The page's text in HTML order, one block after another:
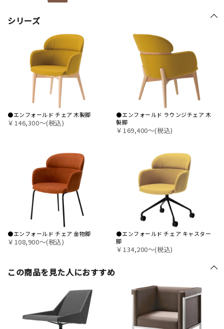
シリーズ
●エンフォールド チェア 木製脚
￥146,300〜(税込)
●エンフォールド ラウンジチェア 木
製脚
￥169,400〜(税込)
●エンフォールド チェア 金物脚
￥108,900〜(税込)
●エンフォールド チェア キャスター
脚
￥134,200〜(税込)
この商品を見た人におすすめ